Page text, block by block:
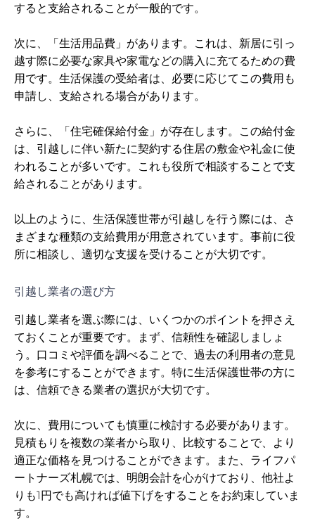
すると支給されることが一般的です。
次に、「生活用品費」があります。これは、新居に引っ
越す際に必要な家具や家電などの購入に充てるための費
用です。生活保護の受給者は、必要に応じてこの費用も
申請し、支給される場合があります。
さらに、「住宅確保給付金」が存在します。この給付金
は、引越しに伴い新たに契約する住居の敷金や礼金に使
われることが多いです。これも役所で相談することで支
給されることがあります。
以上のように、生活保護世帯が引越しを行う際には、さ
まざまな種類の支給費用が用意されています。事前に役
所に相談し、適切な支援を受けることが大切です。
引越し業者の選び方
引越し業者を選ぶ際には、いくつかのポイントを押さえ
ておくことが重要です。まず、信頼性を確認しましょ
う。口コミや評価を調べることで、過去の利用者の意見
を参考にすることができます。特に生活保護世帯の方に
は、信頼できる業者の選択が大切です。
次に、費用についても慎重に検討する必要があります。
見積もりを複数の業者から取り、比較することで、より
適正な価格を見つけることができます。また、ライフパ
ートナーズ札幌では、明朗会計を心がけており、他社よ
りも1円でも高ければ値下げをすることをお約束していま
す。